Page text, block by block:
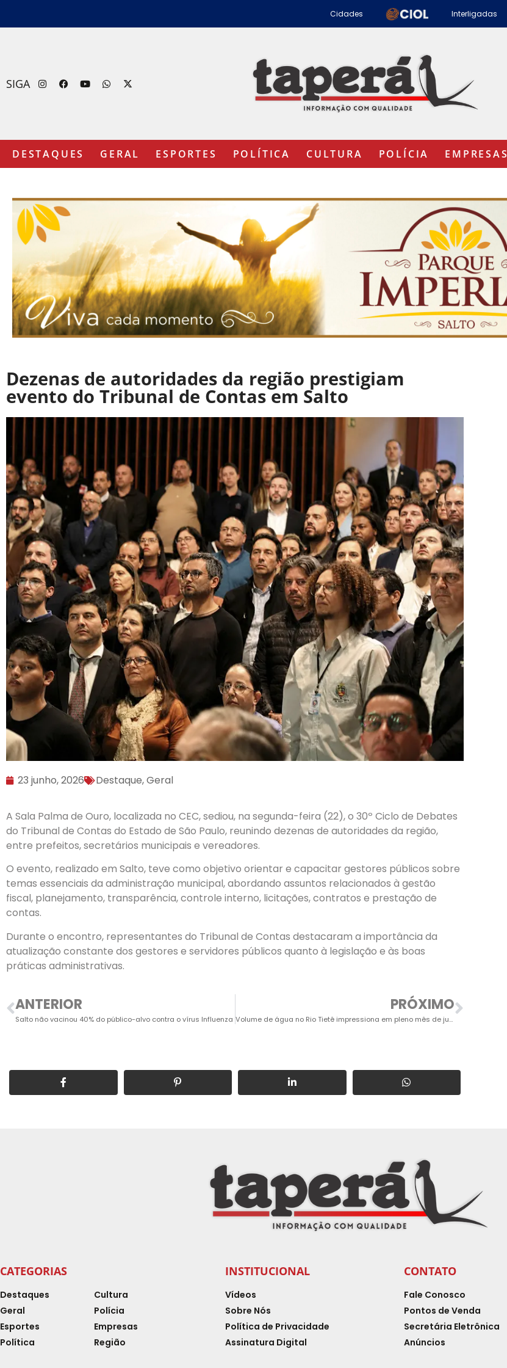
Cidades Interligadas
SIGA
DESTAQUES GERAL ESPORTES POLÍTICA CULTURA POLÍCIA EMPRESAS
Dezenas de autoridades da região prestigiam
evento do Tribunal de Contas em Salto
23 junho, 2026 Destaque,Geral
A Sala Palma de Ouro, localizada no CEC, sediou, na segunda-feira (22), o 30º Ciclo de Debates
do Tribunal de Contas do Estado de São Paulo, reunindo dezenas de autoridades da região,
entre prefeitos, secretários municipais e vereadores.
O evento, realizado em Salto, teve como objetivo orientar e capacitar gestores públicos sobre
temas essenciais da administração municipal, abordando assuntos relacionados à gestão
fiscal, planejamento, transparência, controle interno, licitações, contratos e prestação de
contas.
Durante o encontro, representantes do Tribunal de Contas destacaram a importância da
atualização constante dos gestores e servidores públicos quanto à legislação e às boas
práticas administrativas.
ANTERIOR
Salto não vacinou 40% do público-alvo contra o vírus Influenza
PRÓXIMO
Volume de água no Rio Tietê impressiona em pleno mês de junho
CATEGORIAS
Destaques
Geral
Esportes
Política
Cultura
Polícia
Empresas
Região
INSTITUCIONAL
Vídeos
Sobre Nós
Política de Privacidade
Assinatura Digital
CONTATO
Fale Conosco
Pontos de Venda
Secretária Eletrônica
Anúncios